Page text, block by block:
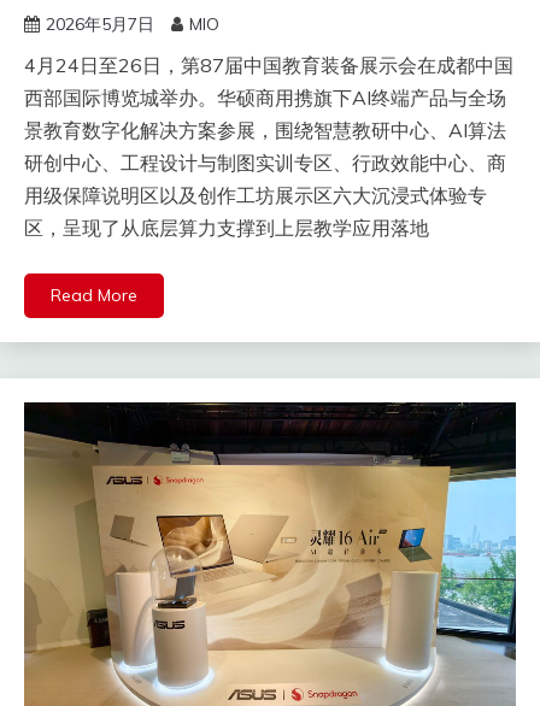
2026年5月7日 MIO
4月24日至26日，第87届中国教育装备展示会在成都中国
西部国际博览城举办。华硕商用携旗下AI终端产品与全场
景教育数字化解决方案参展，围绕智慧教研中心、AI算法
研创中心、工程设计与制图实训专区、行政效能中心、商
用级保障说明区以及创作工坊展示区六大沉浸式体验专
区，呈现了从底层算力支撑到上层教学应用落地
Read More